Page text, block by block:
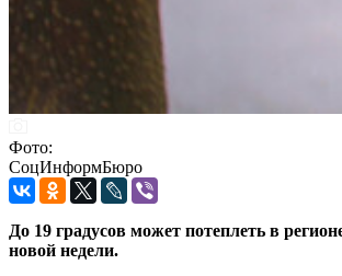
Фото:
СоцИнформБюро
До 19 градусов может потеплеть в
новой недели.